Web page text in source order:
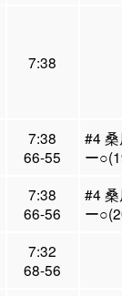
7:38
7:38
66-55
#4
ー
7:38
66-56
#4
ー
7:32
68-56